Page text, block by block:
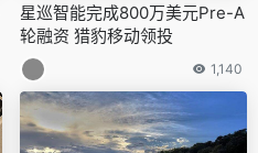
星巡智能完成800万美元Pre-A
轮融资 猎豹移动领投
1,140